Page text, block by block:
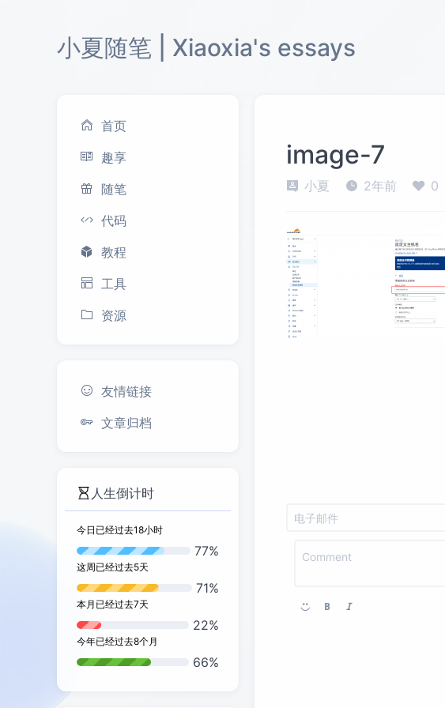
小夏随笔 | Xiaoxia's essays
首页
趣享
随笔
代码
教程
工具
资源
友情链接
文章归档
人生倒计时
今日已经过去18小时
77%
这周已经过去5天
71%
本月已经过去7天
22%
今年已经过去8个月
66%
image-7
小夏 2年前 0